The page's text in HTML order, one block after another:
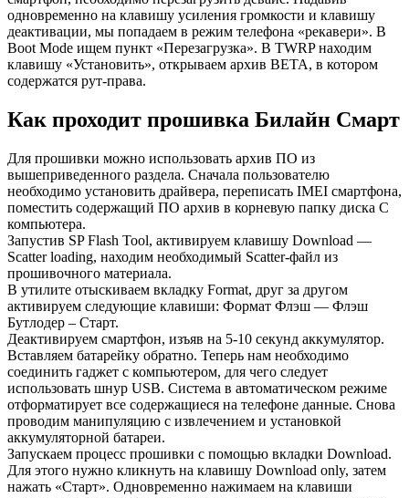
одновременно на клавишу усиления громкости и клавишу
деактивации, мы попадаем в режим телефона «рекавери». В
Boot Mode ищем пункт «Перезагрузка». В TWRP находим
клавишу «Установить», открываем архив BETA, в котором
содержатся рут-права.
Как проходит прошивка Билайн Смарт
Для прошивки можно использовать архив ПО из
вышеприведенного раздела. Сначала пользователю
необходимо установить драйвера, переписать IMEI смартфона,
поместить содержащий ПО архив в корневую папку диска С
компьютера.
Запустив SP Flash Tool, активируем клавишу Download —
Scatter loading, находим необходимый Scatter-файл из
прошивочного материала.
В утилите отыскиваем вкладку Format, друг за другом
активируем следующие клавиши: Формат Флэш — Флэш
Бутлодер – Старт.
Деактивируем смартфон, изъяв на 5-10 секунд аккумулятор.
Вставляем батарейку обратно. Теперь нам необходимо
соединить гаджет с компьютером, для чего следует
использовать шнур USB. Система в автоматическом режиме
отформатирует все содержащиеся на телефоне данные. Снова
проводим манипуляцию с извлечением и установкой
аккумуляторной батареи.
Запускаем процесс прошивки с помощью вкладки Download.
Для этого нужно кликнуть на клавишу Download only, затем
нажать «Старт». Одновременно нажимаем на клавиши